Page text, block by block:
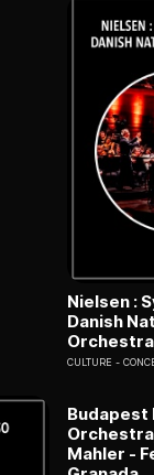
Nielsen :
Danish
CULTURE
Budapest
Mahler -